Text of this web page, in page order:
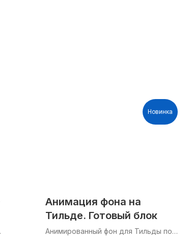
Новинка
Анимация фона на
Тильде. Готовый блок
Анимированный фон для Тильды по